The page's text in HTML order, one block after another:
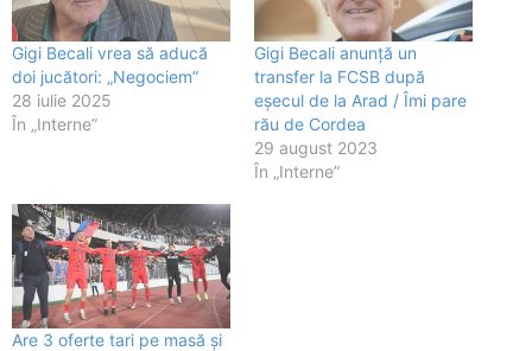
Gigi Becali vrea să aducă
doi jucători: „Negociem”
28 iulie 2025
În „Interne”
Gigi Becali anunță un
transfer la FCSB după
eșecul de la Arad / Îmi pare
rău de Cordea
29 august 2023
În „Interne”
Are 3 oferte tari pe masă și